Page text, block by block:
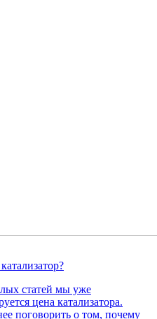
статей мы уже
цена катализатора.
поговорить о том, почему